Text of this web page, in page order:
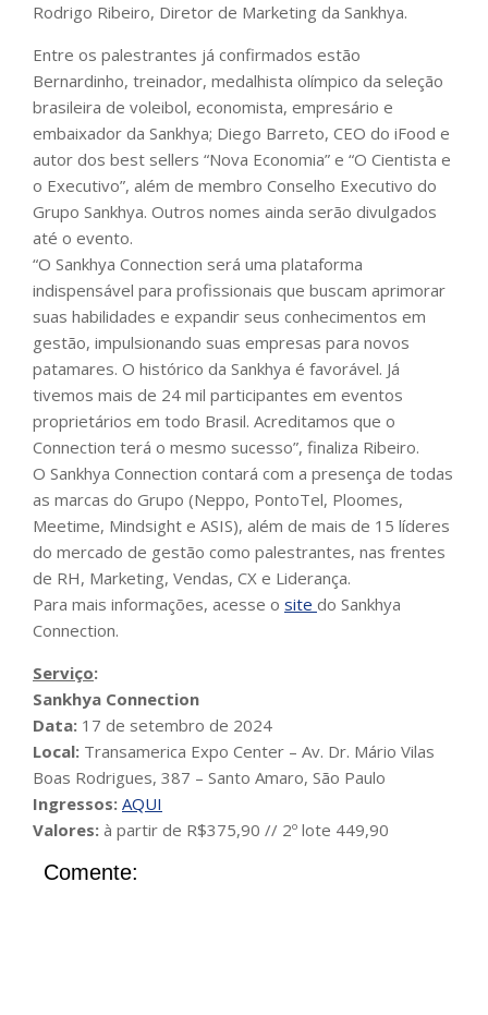
Rodrigo Ribeiro, Diretor de Marketing da Sankhya.
Entre os palestrantes já confirmados estão
Bernardinho, treinador, medalhista olímpico da seleção
brasileira de voleibol, economista, empresário e
embaixador da Sankhya; Diego Barreto, CEO do iFood e
autor dos best sellers “Nova Economia” e “O Cientista e
o Executivo”, além de membro Conselho Executivo do
Grupo Sankhya. Outros nomes ainda serão divulgados
até o evento.
“O Sankhya Connection será uma plataforma
indispensável para profissionais que buscam aprimorar
suas habilidades e expandir seus conhecimentos em
gestão, impulsionando suas empresas para novos
patamares. O histórico da Sankhya é favorável. Já
tivemos mais de 24 mil participantes em eventos
proprietários em todo Brasil. Acreditamos que o
Connection terá o mesmo sucesso”, finaliza Ribeiro.
O Sankhya Connection contará com a presença de todas
as marcas do Grupo (Neppo, PontoTel, Ploomes,
Meetime, Mindsight e ASIS), além de mais de 15 líderes
do mercado de gestão como palestrantes, nas frentes
de RH, Marketing, Vendas, CX e Liderança.
Para mais informações, acesse o site do Sankhya
Connection.
Serviço:
Sankhya Connection
Data: 17 de setembro de 2024
Local: Transamerica Expo Center – Av. Dr. Mário Vilas
Boas Rodrigues, 387 – Santo Amaro, São Paulo
Ingressos: AQUI
Valores: à partir de R$375,90 // 2º lote 449,90
Comente: